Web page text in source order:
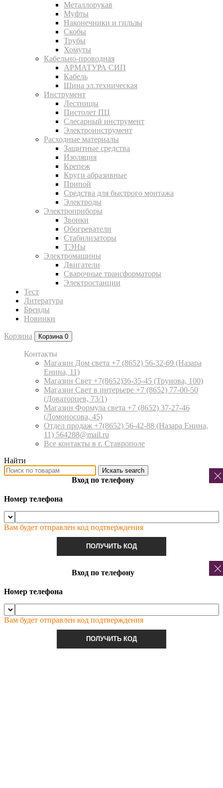
Металлорукав
Муфты
Наконечники и гильзы
Скобы
Трубы
Хомуты
Кабельно-проводная
АРМАТУРА СИП
Кабель
Шина эл.техническая
Инструмент
Лестницы
Пистолет ПЦ
Слесарный инструмент
Электроинструмент
Расходные материалы
Защитные средства
Изоляция
Крепеж
Круги абразивные
Припой
Средства для быстрого монтажа
Электроды
Электроприборы
Звонки
Обогреватели
Стабилизаторы
ТЭНы
Электромашины
Двигатели
Сварочные трансформаторы
Электростанции
Тест
Литература
Бренды
Новинки
Корзина Корзина 0
Контакты
Магазин Дом света +7 (8652) 56-32-69 (Назара
Енина, 11)
Магазин Свет +7(8652)36-35-45 (Трунова, 100)
Магазин Свет в интерьере +7 (8652) 77-00-50
(Доваторцев, 73/1)
Магазин Формула света +7 (8652) 37-27-46
(Ломоносова, 45)
Отдел продаж +7(8652) 56-42-88 (Назара Енина,
11) 564288@mail.ru
Все контакты в г. Ставрополе
Найти
Искать search
Вход по телефону
Номер телефона
Вам будет отправлен код подтверждения
ПОЛУЧИТЬ КОД
Вход по телефону
Номер телефона
Вам будет отправлен код подтверждения
ПОЛУЧИТЬ КОД